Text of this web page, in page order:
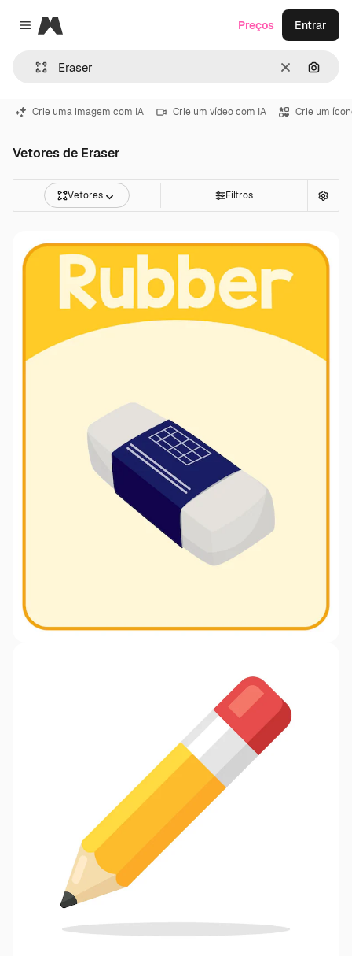
Close menu
Magnific
Limpar
Preços Entrar
Crie uma imagem com IA Crie um vídeo com IA Crie um
Vetores de Eraser
Vetores Filtros